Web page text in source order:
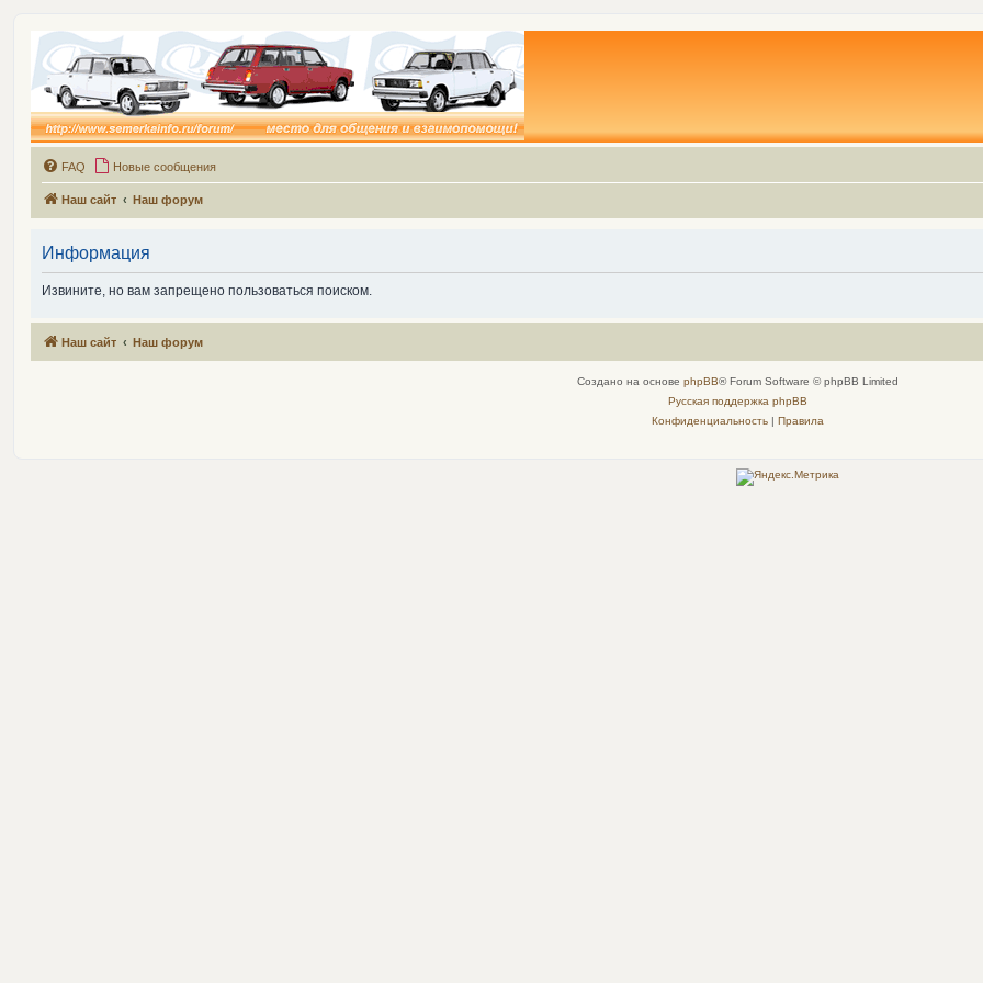
FAQ Новые сообщения
Наш сайт Наш форум
Информация
Извините, но вам запрещено пользоваться поиском.
Наш сайт Наш форум
Создано на основе phpBB® Forum Software © phpBB Limited
Русская поддержка phpBB
Конфиденциальность| Правила